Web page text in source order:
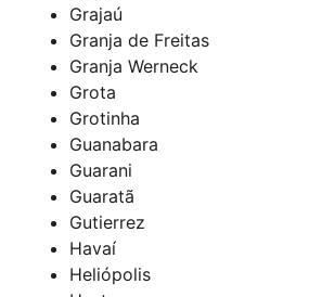
Grajaú
Granja de Freitas
Granja Werneck
Grota
Grotinha
Guanabara
Guarani
Guaratã
Gutierrez
Havaí
Heliópolis